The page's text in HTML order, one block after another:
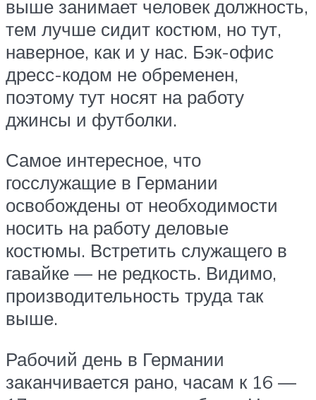
выше занимает человек должность,
тем лучше сидит костюм, но тут,
наверное, как и у нас. Бэк-офис
дресс-кодом не обременен,
поэтому тут носят на работу
джинсы и футболки.
Самое интересное, что
госслужащие в Германии
освобождены от необходимости
носить на работу деловые
костюмы. Встретить служащего в
гавайке — не редкость. Видимо,
производительность труда так
выше.
Рабочий день в Германии
заканчивается рано, часам к 16 —